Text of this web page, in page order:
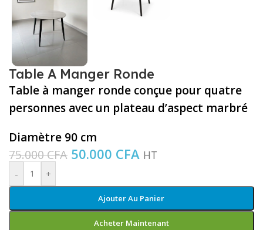
Table A Manger Ronde
Table à manger ronde conçue pour quatre
personnes avec un plateau d’aspect marbré
Diamètre 90 cm
75.000CFA 50.000 CFA HT
- +
Ajouter Au Panier
Acheter Maintenant